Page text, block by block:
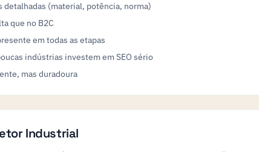
(material, potência, norma)
que no B2C
em todas as etapas
indústrias investem em SEO sério
mas duradoura
Industrial